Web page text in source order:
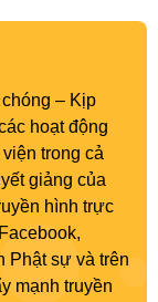
– Kịp
hoạt động
trong cả
giảng của
hình trực
Phật sự và trên
mạnh truyền